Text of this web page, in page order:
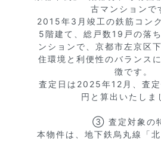
古マンションで
2015年3月竣工の鉄筋コン
5階建て、総戸数19戸の落
ンションで、京都市左京区
住環境と利便性のバランス
徴です。
査定日は2025年12月、査
円と算出いたしま
③ 査定対象の
本物件は、地下鉄烏丸線「